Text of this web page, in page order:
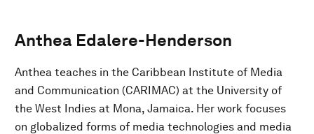
Anthea Edalere-Henderson
Anthea teaches in the Caribbean Institute of Media
and Communication (CARIMAC) at the University of
the West Indies at Mona, Jamaica. Her work focuses
on globalized forms of media technologies and media